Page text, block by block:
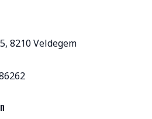
8210 Veldegem